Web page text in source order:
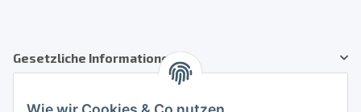
Gesetzliche Informationen